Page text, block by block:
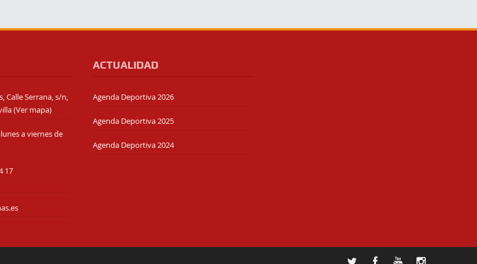
Calle Serrana, s/n,
(Ver mapa)
a viernes de
17
ACTUALIDAD
Agenda Deportiva 2026
Agenda Deportiva 2025
Agenda Deportiva 2024